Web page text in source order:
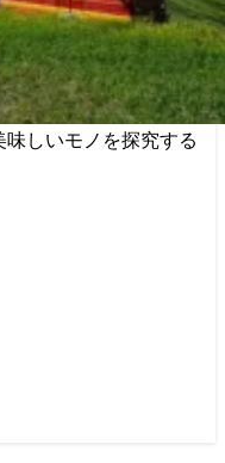
しいモノを探究する